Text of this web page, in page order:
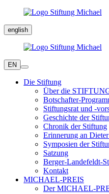
english
EN
Die Stiftung
Über die
Botschafter-
Stiftungsrat und -
Geschichte der
Chronik der Stiftung
Erinnerung an
Symposien der
Satzung
Berger-Landefeldt-
Kontakt
MICHAEL-PREIS
Der MICHAEL-